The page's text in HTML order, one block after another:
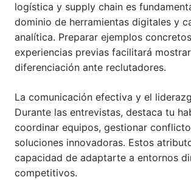
logística y supply chain es
dominio de herramientas digitales y
analítica. Preparar ejemplos
experiencias previas facilitará
diferenciación ante reclutadores.
La comunicación efectiva y el
Durante las entrevistas, destaca tu
coordinar equipos, gestionar
soluciones innovadoras. Estos
capacidad de adaptarte a entornos
competitivos.